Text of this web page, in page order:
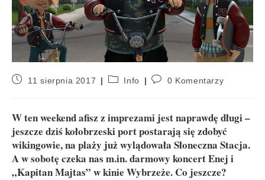
11 sierpnia 2017 Info 0 Komentarzy
W ten weekend afisz z imprezami jest naprawdę długi –
jeszcze dziś kołobrzeski port postarają się zdobyć
wikingowie, na plaży już wylądowała Słoneczna Stacja.
A w sobotę czeka nas m.in. darmowy koncert Enej i
„Kapitan Majtas” w kinie Wybrzeże. Co jeszcze?